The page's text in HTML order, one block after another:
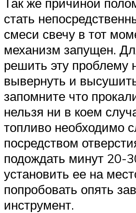
стать
смеси свечу в тот
механизм запущен.
решить эту проблему
вывернуть и
запомните что
нельзя ни в коем
топливо необходимо
посредством
подождать минут 20-
установить ее на
попробовать опять
инструмент.